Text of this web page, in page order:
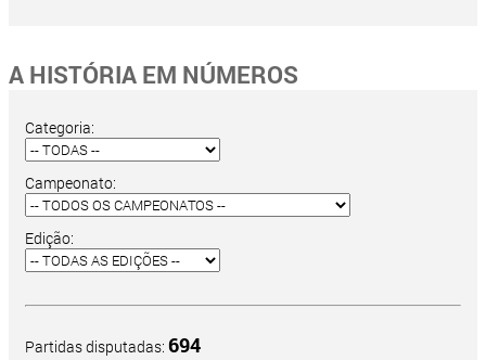
A HISTÓRIA EM NÚMEROS
Categoria:
Campeonato:
Edição:
Partidas disputadas: 694